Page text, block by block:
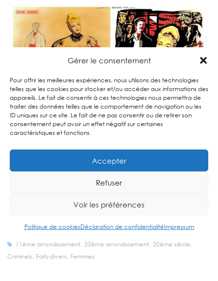
Gérer le consentement
Pour offrir les meilleures expériences, nous utilisons des technologies
telles que les cookies pour stocker et/ou accéder aux informations des
appareils. Le fait de consentir à ces technologies nous permettra de
traiter des données telles que le comportement de navigation ou les
ID uniques sur ce site. Le fait de ne pas consentir ou de retirer son
consentement peut avoir un effet négatif sur certaines
caractéristiques et fonctions.
Accepter
Refuser
Voir les préférences
Politique de cookiesDéclaration de confidentialitéImpressum
Cet article vous a plu ? Découvrez un autre
personnage historique de Paris sur le site ou
Parisiennes & Parisiens
11ème arrondissement, 20ème arrondissement, 20ème siècle,
Criminels, Faits-divers, Femmes